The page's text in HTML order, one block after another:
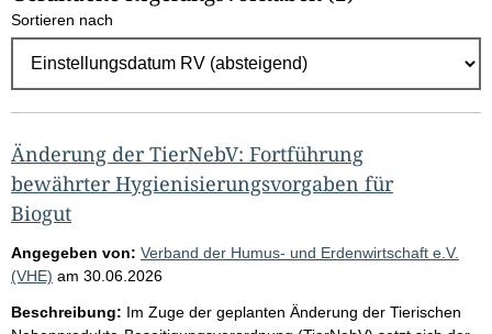
E
g
e
b
n
i
s
s
e
Sortieren nach
Änderung der TierNebV: Fortführung
bewährter Hygienisierungsvorgaben für
Biogut
Angegeben von: Verband der Humus- und Erdenwirtschaft e.V.
(VHE) am 30.06.2026
Beschreibung: Im Zuge der geplanten Änderung der Tierischen